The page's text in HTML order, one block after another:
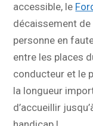
accessible, le
décaissement
personne en
entre les places
conducteur et le
la longueur
d’accueillir